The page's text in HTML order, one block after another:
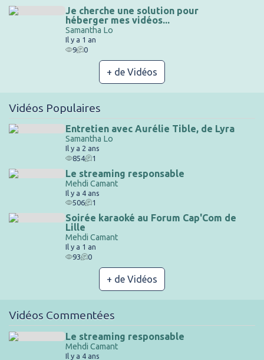
Je cherche une solution pour
héberger mes vidéos...
Samantha Lo
Il y a 1 an
9
0
+ de Vidéos
Vidéos Populaires
Entretien avec Aurélie Tible, de Lyra
Samantha Lo
Il y a 2 ans
854
1
Le streaming responsable
Mehdi Camant
Il y a 4 ans
506
1
Soirée karaoké au Forum Cap'Com de
Lille
Mehdi Camant
Il y a 1 an
93
0
+ de Vidéos
Vidéos Commentées
Le streaming responsable
Mehdi Camant
Il y a 4 ans